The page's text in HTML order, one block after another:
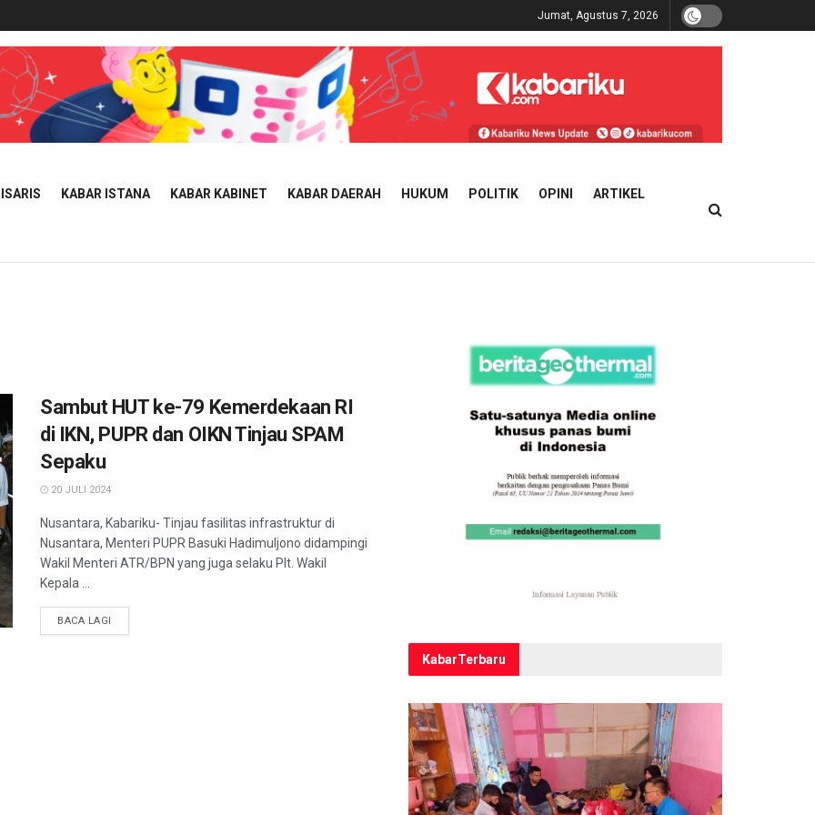
Jumat, Agustus 7, 2026
KABAR ISTANA KABAR KABINET KABAR DAERAH HUKUM POLITIK OPINI ARTIKEL
Sambut HUT ke-79 Kemerdekaan RI
di IKN, PUPR dan OIKN Tinjau SPAM
Sepaku
20 JULI 2024
Nusantara, Kabariku- Tinjau fasilitas infrastruktur di
Nusantara, Menteri PUPR Basuki Hadimuljono didampingi
Wakil Menteri ATR/BPN yang juga selaku Plt. Wakil
Kepala ...
BACA LAGI
KabarTerbaru